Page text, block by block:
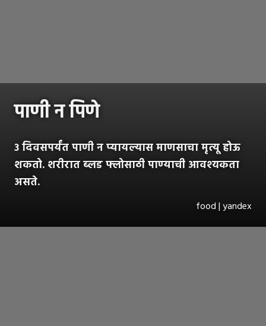
पाणी न पिणे
३ दिवसपर्यंत पाणी न प्यायल्यास माणसाचा मृत्यू होऊ
शकतो. शरीरात ब्लड फ्लोसाठी पाण्याची आवश्यकता
असते.
food | yandex